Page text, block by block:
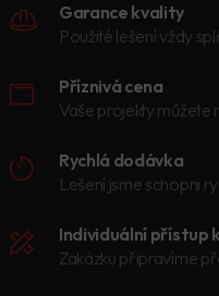
Garance kvality
Použité lešení vždy
Příznivá cena
Vaše projekty můžete
Rychlá dodávka
Lešení jsme schopni
Individuální přístup
Zakázku připravíme